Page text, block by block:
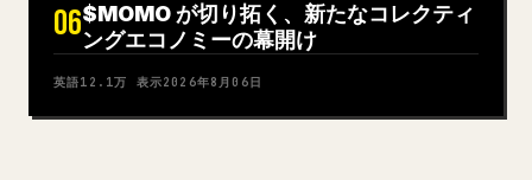
06$MOMO が切り拓く、新たなコレクティ
ングエコノミーの幕開け
英語12.1万 表示2026年8月06日